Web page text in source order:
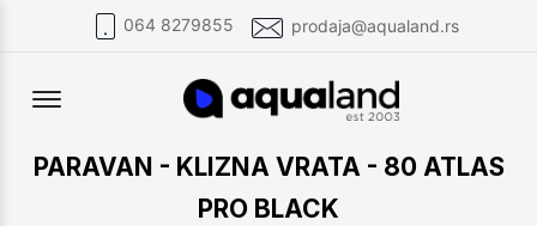
064 8279855 prodaja@aqualand.rs
Offcanvas Menu Open
PARAVAN - KLIZNA VRATA - 80 ATLAS
PRO BLACK